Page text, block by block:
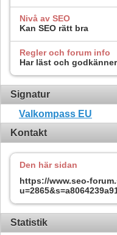
Nivå av SEO
Kan SEO rätt bra
Regler och forum info
Har läst och godkänner
Signatur
Valkompass EU
Kontakt
Den här sidan
https://www.seo-
Statistik